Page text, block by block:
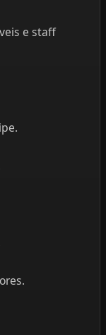
e staff